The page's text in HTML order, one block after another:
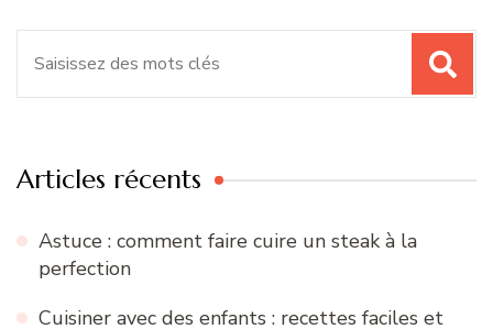
Articles récents
Astuce : comment faire cuire un steak à la
perfection
Cuisiner avec des enfants : recettes faciles et